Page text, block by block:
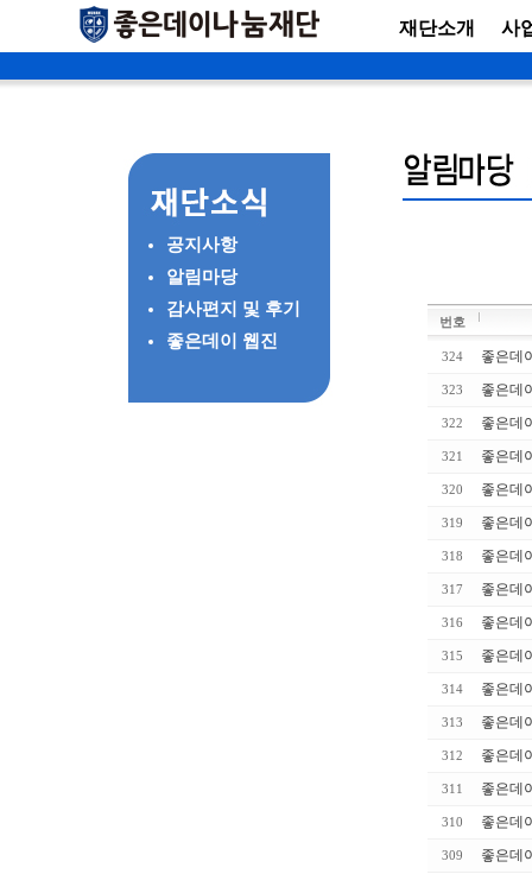
재단소개 사
공지사항
알림마당
감사편지 및 후기
좋은데이 웹진
번호
324 좋은데
323 좋은데
322 좋은데
321 좋은데
320 좋은데
319 좋은데
318 좋은데
317 좋은데
316 좋은데
315 좋은데
314 좋은데
313 좋은데
312 좋은데
311 좋은데
310 좋은데
309 좋은데